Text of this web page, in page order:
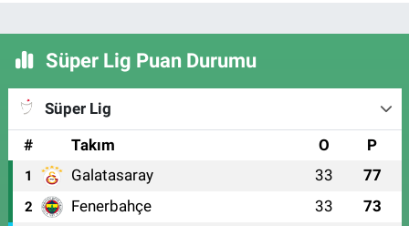
Süper Lig Puan Durumu
Süper Lig
#
Takım O P
1 Galatasaray 33 77
2 Fenerbahçe 33 73